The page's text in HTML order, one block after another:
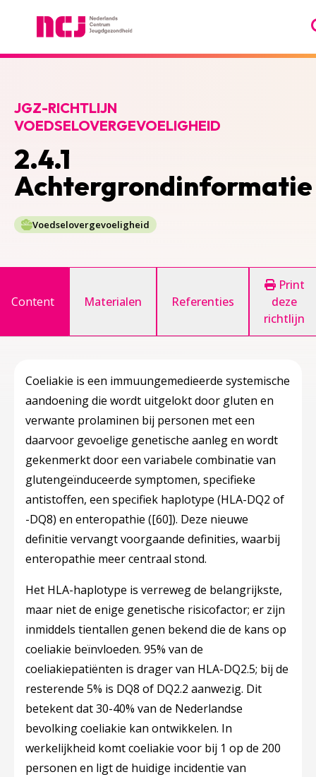
2.4.1
Achtergrondinformatie
JGZ-RICHTLIJN
VOEDSELOVERGEVOELIGHEID
Voedselovergevoeligheid
Content Materialen Referenties
Print
deze
richtlijn
Coeliakie is een immuungemedieerde systemische
aandoening die wordt uitgelokt door gluten en
verwante prolaminen bij personen met een
daarvoor gevoelige genetische aanleg en wordt
gekenmerkt door een variabele combinatie van
glutengeïnduceerde symptomen, specifieke
antistoffen, een specifiek haplotype (HLA-DQ2 of
-DQ8) en enteropathie ([60]). Deze nieuwe
definitie vervangt voorgaande definities, waarbij
enteropathie meer centraal stond.
Het HLA-haplotype is verreweg de belangrijkste,
maar niet de enige genetische risicofactor; er zijn
inmiddels tientallen genen bekend die de kans op
coeliakie beïnvloeden. 95% van de
coeliakiepatiënten is drager van HLA-DQ2.5; bij de
resterende 5% is DQ8 of DQ2.2 aanwezig. Dit
betekent dat 30-40% van de Nederlandse
bevolking coeliakie kan ontwikkelen. In
werkelijkheid komt coeliakie voor bij 1 op de 200
personen en ligt de huidige incidentie van